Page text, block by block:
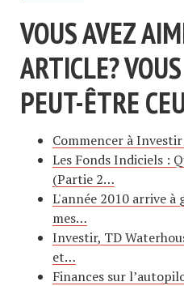
VOUS AVEZ
ARTICLE?
PEUT-ÊTRE
Commencer à
Les Fonds Indiciels :
(Partie 2…
L'année 2010 arrive à
mes…
Investir, TD
et…
Finances sur